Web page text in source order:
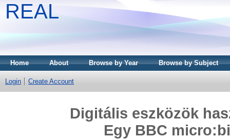
REAL
Home About Browse by Year Browse by Subject
Login Create Account
Digitális eszközök
Egy BBC